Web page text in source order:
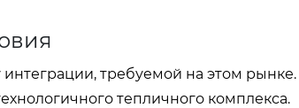
требуемой на этом рынке.
тепличного комплекса.